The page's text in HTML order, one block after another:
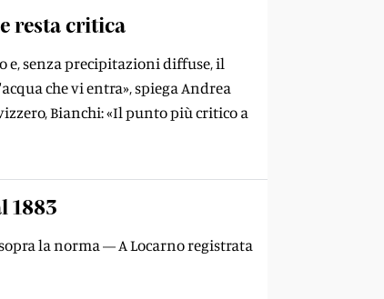
resta critica
senza precipitazioni diffuse, il
che vi entra», spiega Andrea
Bianchi: «Il punto più critico a
1883
la norma — A Locarno registrata